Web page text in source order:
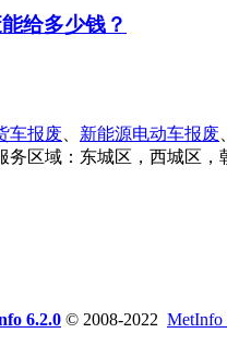
给多少钱？
车报废 新能源电动车报废
区域：东城区，西城区
6.2.0 © 2008-2022 MetInfo